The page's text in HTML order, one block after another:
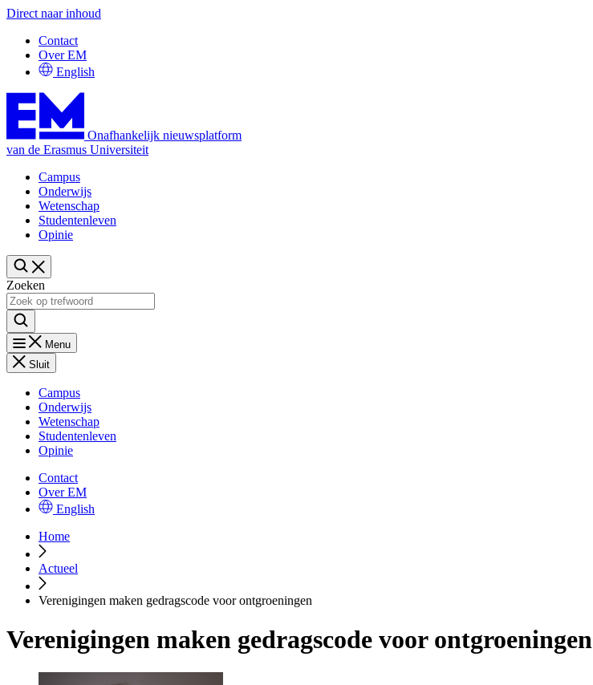
Direct naar inhoud
Contact
Over EM
English
Onafhankelijk nieuwsplatform
van de Erasmus Universiteit
Campus
Onderwijs
Wetenschap
Studentenleven
Opinie
Zoeken
Menu
Sluit
Campus
Onderwijs
Wetenschap
Studentenleven
Opinie
Contact
Over EM
English
Home
Actueel
Verenigingen maken gedragscode voor ontgroeningen
Verenigingen maken gedragscode voor ontgroeningen